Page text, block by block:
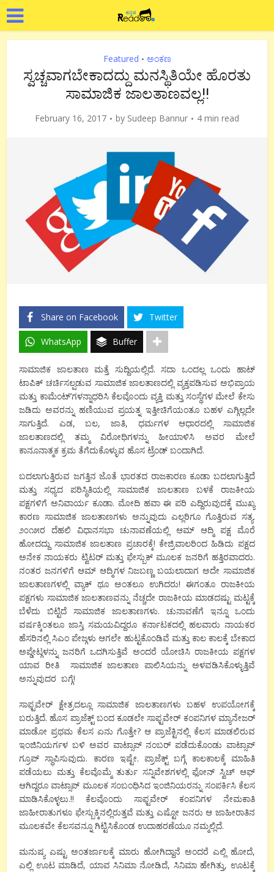
Featured • ಅಂಕಣ
ಸ್ವಚ್ಚವಾಗಬೇಕಾದದ್ದು ಮನಸ್ಥಿತಿಯೇ ಹೊರತು
ಸಾಮಾಜಿಕ ಜಾಲತಾಣವಲ್ಲ!!
February 16, 2017 by Sudeep Bannur 4 min read
Share on Facebook Twitter
WhatsApp Buffer
ಸಾಮಾಜಿಕ ಜಾಲತಾಣ ಮತ್ತೆ ಸುದ್ದಿಯಲ್ಲಿದೆ. ಸದಾ ಒಂದಲ್ಲ ಒಂದು ಹಾಟ್
ಟಾಪಿಕ್ ಚರ್ಚಿಸಲ್ಷಡುವ ಸಾಮಾಜಿಕ ಜಾಲತಾಣದಲ್ಲಿ ವ್ಯಕ್ತಪಡಿಸುವ ಅಭಿಪ್ರಾಯ
ಮತ್ತು ಕಾಮೆಂಟ್’ಗಳನ್ನಾಧರಿಸಿ ಕೆಲವೊಂದು ವ್ಯಕ್ತಿ ಮತ್ತು ಸಂಸ್ಥೆಗಳ ಮೇಲೆ ಕೇಸು
ಜಡಿದು ಅವರನ್ನು ಹಣಿಯುವ ಪ್ರಯತ್ನ ಇತ್ತೀಚಿಗೆಯಂತೂ ಬಹಳ ಎಗ್ಗಿಲ್ಲದೇ
ಸಾಗುತ್ತಿದೆ. ಎಡ, ಬಲ, ಜಾತಿ, ಧರ್ಮಗಳ ಆಧಾರದಲ್ಲಿ ಸಾಮಾಜಿಕ
ಜಾಲತಾಣದಲ್ಲಿ ತಮ್ಮ ವಿರೋಧಿಗಳನ್ನು ಹೀಯಾಳಿಸಿ ಅವರ ಮೇಲೆ
ಕಾನೂನಾತ್ಮಕ ಕ್ರಮ ತೆಗೆದುಕೊಳ್ಳುವ ಹೊಸ ಟ್ರೆಂಡ್ ಬಂದಾಗಿದೆ.
ಬದಲಾಗುತ್ತಿರುವ ಜಗತ್ತಿನ ಜೊತೆ ಭಾರತದ ರಾಜಕಾರಣ ಕೂಡಾ ಬದಲಾಗುತ್ತಿದೆ‌
ಮತ್ತು ಸಧ್ಯದ ಪರಿಸ್ಥಿತಿಯಲ್ಲಿ ಸಾಮಾಜಿಕ ಜಾಲತಾಣ ಬಳಕೆ ರಾಜಕೀಯ
ಪಕ್ಷಗಳಿಗೆ ಅನಿವಾರ್ಯ ಕೂಡಾ. ಮೋದಿ ಹವಾ ಈ ಪರಿ ಎದ್ದಿರುವುದಕ್ಕೆ ಮುಖ್ಯ
ಕಾರಣ ಸಾಮಾಜಿಕ ಜಾಲತಾಣಗಳು ಅನ್ನುವುದು ಎಲ್ಲರಿಗೂ ಗೊತ್ತಿರುವ ಸತ್ಯ.
೨೦೧೫ರ ದೆಹಲಿ ವಿಧಾನಸಭಾ ಚುನಾವಣೆಯಲ್ಲಿ ಆಮ್ ಆದ್ಮಿ ಪಕ್ಷ ಮೊರೆ
ಹೋದದ್ದು ಸಾಮಾಜಿಕ ಜಾಲತಾಣ ಪ್ರಚಾರಕ್ಕೆ! ಕೇಜ್ರಿವಾಲರಿಂದ ಹಿಡಿದು ಪಕ್ಷದ
ಅನೇಕ ನಾಯಕರು ಟ್ವಿಟರ್ ಮತ್ತು ಫೇಸ್ಬುಕ್ ಮೂಲಕ ಜನರಿಗೆ ಹತ್ತಿರವಾದರು.
ನಂತರ ಜನಗಳಿಗೆ ಆಮ್ ಆದ್ಮಿಗಳ ನಿಜಬಣ್ಣ ಬಯಲಾದಾಗ ಅದೇ ಸಾಮಾಜಿಕ
ಜಾಲತಾಣಗಳಲ್ಲಿ ವ್ಯಾಕ್ ಥೂ ಅಂತಲೂ ಉಗಿದರು! ಈಗಂತೂ ರಾಜಕೀಯ
ಪಕ್ಷಗಳು ಸಾಮಾಜಿಕ ಜಾಲತಾಣವನ್ನು ನೆಚ್ಚದೇ ರಾಜಕೀಯ ಮಾಡದಷ್ಟು ಮಟ್ಟಕ್ಕೆ
ಬೆಳೆದು ಬಿಟ್ಟಿದೆ ಸಾಮಾಜಿಕ ಜಾಲತಾಣಗಳು. ಚುನಾವಣೆಗೆ ಇನ್ನೂ ಒಂದು
ವರ್ಷಕ್ಕಿಂತಲೂ ಜಾಸ್ತಿ ಸಮಯವಿದ್ದರೂ ಕರ್ನಾಟಕದಲ್ಲಿ ಹಲವಾರು ನಾಯಕರ
ಹೆಸರಿನಲ್ಲಿ ಸಿಎಂ ಪೇಜ್ಗಳು ಆಗಲೇ ಹುಟ್ಟಕೊಂಡಿವೆ ಮತ್ತು ಕಾಲ ಕಾಲಕ್ಕೆ ಬೇಕಾದ
ಅಪ್ಡೇಟ್ಗಳನ್ನು ಜನರಿಗೆ ಒದಗಿಸುತ್ತಿವೆ ಅಂದರೆ ಯೋಚಿಸಿ ರಾಜಕೀಯ ಪಕ್ಷಗಳ
ಯಾವ ರೀತಿ ಸಾಮಾಜಿಕ ಜಾಲತಾಣ ಪಾಲಿಸಿಯನ್ನು ಅಳವಡಿಸಿಕೊಳ್ಳುತ್ತಿವೆ
ಅನ್ನುವುದರ ಬಗ್ಗೆ!
ಸಾಫ್ಟವೇರ್ ಕ್ಷೇತ್ರದಲ್ಲೂ ಸಾಮಾಜಿಕ ಜಾಲತಾಣಗಳು ಬಹಳ ಉಪಯೋಗಕ್ಕೆ
ಬರುತ್ತಿದೆ. ಹೊಸ ಪ್ರಾಜೆಕ್ಟ್ ಬಂದ ಕೂಡಲೇ ಸಾಫ್ಟವೇರ್ ಕಂಪನಿಗಳ ಮ್ಯಾನೇಜರ್
ಮಾಡೋ ಪ್ರಥಮ ಕೆಲಸ ಏನು ಗೊತ್ತೇ? ಆ ಪ್ರಾಜೆಕ್ಟಿನಲ್ಲಿ ಕೆಲಸ ಮಾಡಲಿರುವ
ಇಂಜಿನಿಯರ್ಗಳ ಬಳಿ ಅವರ ವಾಟ್ಸಾಪ್ ನಂಬರ್ ಪಡೆದುಕೊಂಡು ವಾಟ್ಸಾಪ್
ಗ್ರೂಪ್ ಸ್ಥಾಪಿಸುವುದು. ಕಾರಣ ಇಷ್ಟೇ. ಪ್ರಾಜೆಕ್ಟ್ ಬಗ್ಗೆ ಕಾಲಕಾಲಕ್ಕೆ ಮಾಹಿತಿ
ಪಡೆಯಲು ಮತ್ತು ಕೆಲವೊಮ್ಮೆ ತುರ್ತು ಸನ್ನಿವೇಶಗಳಲ್ಲಿ ಫೋನ್ ಸ್ವಿಚ್ ಆಫ್
ಆಗಿದ್ದರೂ ವಾಟ್ಸಾಪ್ ಮೂಲಕ ಸಂಬಂಧಿಸಿದ ಇಂಜಿನಿಯರನ್ನು ಸಂಪರ್ಕಿಸಿ ಕೆಲಸ
ಮಾಡಿಸಿಕೊಳ್ಳಲು.!! ಕೆಲವೊಂದು ಸಾಫ್ಟವೇರ್ ಕಂಪನಿಗಳ ನೇಮಕಾತಿ
ಜಾಹೀರಾತುಗಳೂ ಫೇಸ್ಬುಕ್ಕಿನಲ್ಲಿರುತ್ತವೆ ಮತ್ತು ಎಷ್ಟೋ ಜನರು ಆ ಜಾಹೀರಾತಿನ
ಮೂಲಕವೇ ಕೆಲಸವನ್ನೂ ಗಿಟ್ಟಿಸಿಕೊಂಡ ಉದಾಹರಣೆಯೂ ನಮ್ಮಲ್ಲಿದೆ.
ಮನುಷ್ಯ ಎಷ್ಟು ಅಂತರ್ಜಾಲಕ್ಕೆ ಮಾರು ಹೋಗಿದ್ದಾನೆ ಅಂದರೆ ಎಲ್ಲಿ ಹೋದೆ,
ಎಲ್ಲಿ ಊಟ ಮಾಡಿದೆ, ಯಾವ ಸಿನಿಮಾ ನೋಡಿದೆ, ಸಿನಿಮಾ ಹೇಗಿತ್ತು, ಊಟಕ್ಕೆ